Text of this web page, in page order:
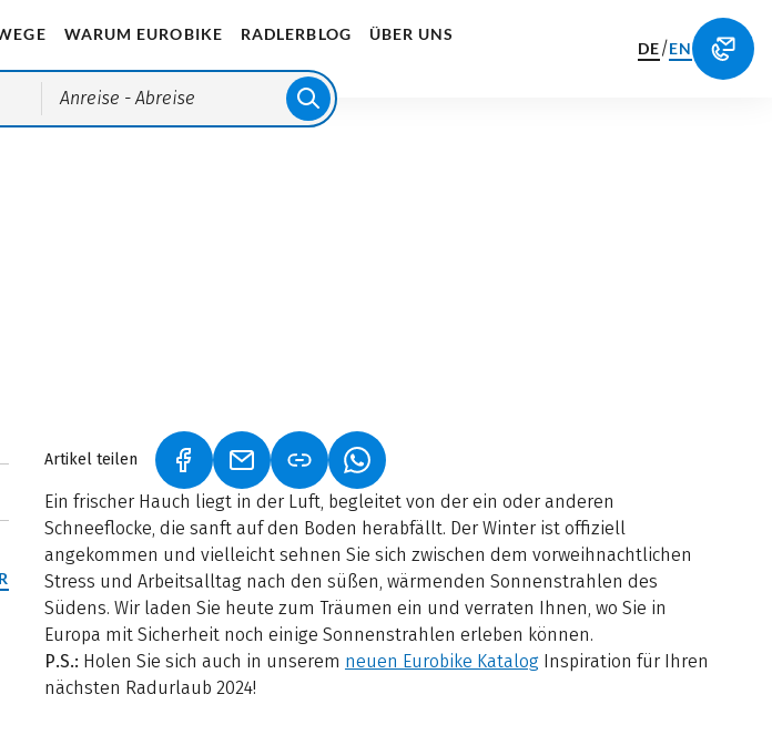
WARUM EUROBIKE RADLERBLOG ÜBER UNS
Anreise - Abreise
DE/EN
Artikel teilen (LINK ÖFFNET IN NEUEM TAB)
(LINK ÖFFNET IN NEUEM TAB)
(LINK ÖFFNET IN NEUEM TAB)
Ein frischer Hauch liegt in der Luft, begleitet von der ein oder anderen
Schneeflocke, die sanft auf den Boden herabfällt. Der Winter ist offiziell
angekommen und vielleicht sehnen Sie sich zwischen dem vorweihnachtlichen
Stress und Arbeitsalltag nach den süßen, wärmenden Sonnenstrahlen des
Südens. Wir laden Sie heute zum Träumen ein und verraten Ihnen, wo Sie in
Europa mit Sicherheit noch einige Sonnenstrahlen erleben können.
P.S.: Holen Sie sich auch in unserem neuen Eurobike KatalogInspiration für Ihren
nächsten Radurlaub 2024!